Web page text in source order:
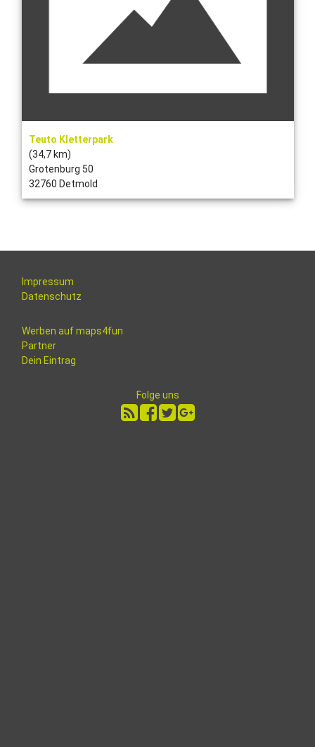
Teuto Kletterpark
(34,7 km)
Grotenburg 50
32760 Detmold
Impressum
Datenschutz
Werben auf maps4fun
Partner
Dein Eintrag
Folge uns